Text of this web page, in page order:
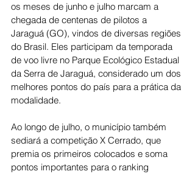
os meses de junho e julho marcam a
chegada de centenas de pilotos a
Jaraguá (GO), vindos de diversas regiões
do Brasil. Eles participam da temporada
de voo livre no Parque Ecológico Estadual
da Serra de Jaraguá, considerado um dos
melhores pontos do país para a prática da
modalidade.
Ao longo de julho, o município também
sediará a competição X Cerrado, que
premia os primeiros colocados e soma
pontos importantes para o ranking